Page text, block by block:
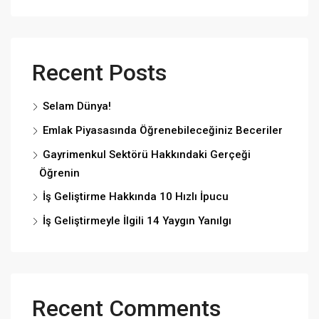
Recent Posts
Selam Dünya!
Emlak Piyasasında Öğrenebileceğiniz Beceriler
Gayrimenkul Sektörü Hakkındaki Gerçeği
Öğrenin
İş Geliştirme Hakkında 10 Hızlı İpucu
İş Geliştirmeyle İlgili 14 Yaygın Yanılgı
Recent Comments